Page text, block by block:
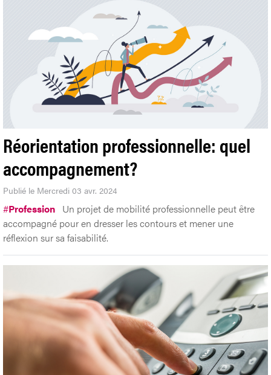
Réorientation professionnelle: quel
accompagnement?
Publié le Mercredi 03 avr. 2024
#Profession Un projet de mobilité professionnelle peut être
accompagné pour en dresser les contours et mener une
réflexion sur sa faisabilité.